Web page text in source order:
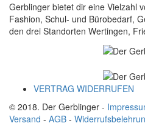
Gerblinger bietet dir eine Vielzahl
Fashion, Schul- und Bürobedarf,
den drei Standorten Wertingen,
VERTRAG WIDERRUFEN
© 2018. Der Gerblinger -
Versand - AGB -